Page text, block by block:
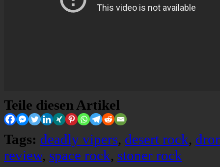
Teile diesen Artikel
Tags: deadly vipers, desert rock,
review, space rock, stoner rock